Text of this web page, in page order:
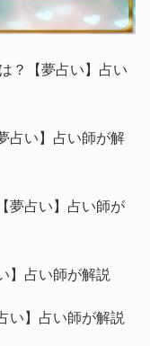
？【夢占い】占い
占い】占い師が解
夢占い】占い師が
】占い師が解説
い】占い師が解説